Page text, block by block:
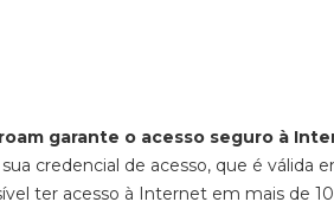
garante o acesso seguro à
credencial de acesso, que é válida
ter acesso à Internet em mais de